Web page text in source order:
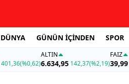
DÜNYA GÜNÜN İÇİNDEN SPOR
401,36(%0,62)
ALTIN
6.634,95 142,37(%2,19)
FAİZ
39,99